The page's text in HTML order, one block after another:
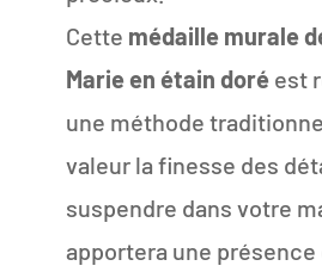
Cette médaille murale
Marie en étain doréest
une méthode
valeur la finesse des
suspendre dans votre
apportera une présence